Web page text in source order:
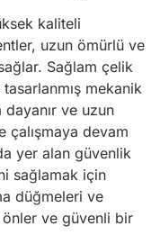
kaliteli
uzun ömürlü ve
Sağlam çelik
mekanik
dayanır ve uzun
çalışmaya devam
yer alan güvenlik
sağlamak için
düğmeleri ve
önler ve güvenli bir